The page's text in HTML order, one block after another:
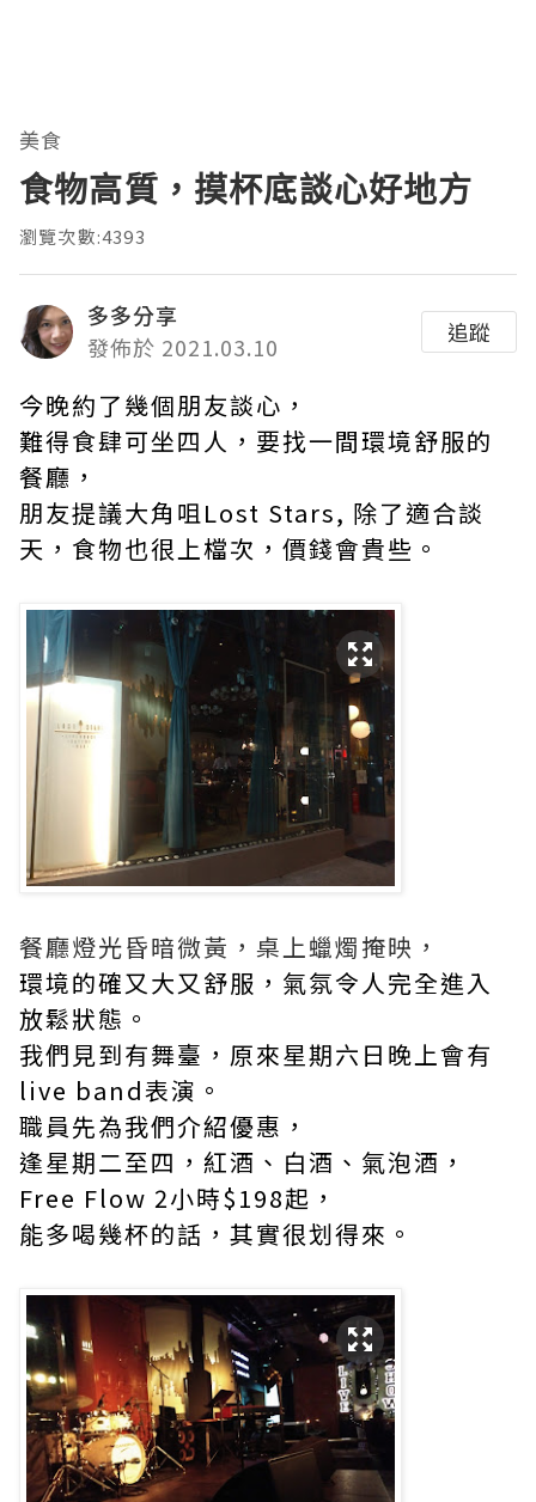
美食
食物高質，摸杯底談心好地方
瀏覽次數:4393
多多分享
發佈於 2021.03.10
追蹤
今晚約了幾個朋友談心，
難得食肆可坐四人，要找一間環境舒服的
餐廳，
朋友提議大角咀Lost Stars, 除了適合談
天，食物也很上檔次，價錢會貴些。
餐廳燈光昏暗微黃，桌上蠟燭掩映，
環境的確又大又舒服，氣氛令人完全進入
放鬆狀態。
我們見到有舞臺，原來星期六日晚上會有
live band表演。
職員先為我們介紹優惠，
逢星期二至四，紅酒、白酒、氣泡酒，
Free Flow 2小時$198起，
能多喝幾杯的話，其實很划得來。